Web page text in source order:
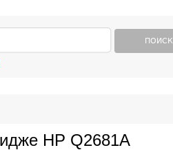
ПОИСК
HP Q2681A